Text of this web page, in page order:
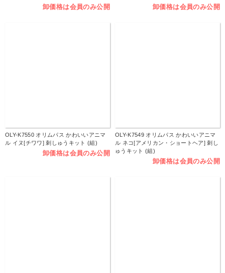
卸価格は会員のみ公開 卸価格は会員のみ公開
OLY-K7550 オリムパス かわいいアニマ
ル イヌ[チワワ] 刺しゅうキット (組)
卸価格は会員のみ公開
OLY-K7549 オリムパス かわいいアニマ
ル ネコ[アメリカン・ショートヘア] 刺し
ゅうキット (組)
卸価格は会員のみ公開